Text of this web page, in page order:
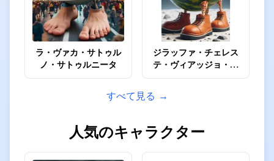
ラ・ヴァカ・サトゥル
ノ・サトゥルニータ
ジラッファ・チェレス
テ・ヴィアッジョ・ア
グレスト
すべて見る →
人気のキャラクター